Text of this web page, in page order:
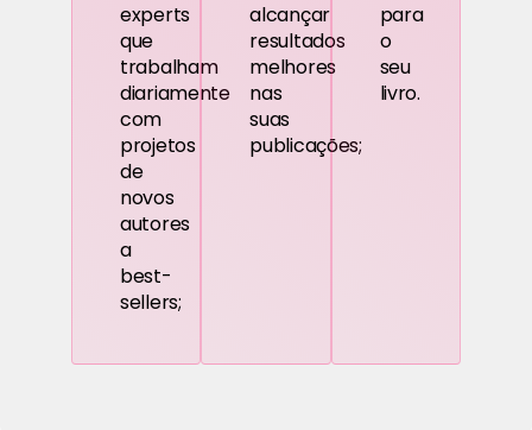
experts
que
trabalham
diariamente
com
projetos
de
novos
autores
a
best-
sellers;
alcançar
resultados
melhores
nas
suas
publicações;
para
o
seu
livro.